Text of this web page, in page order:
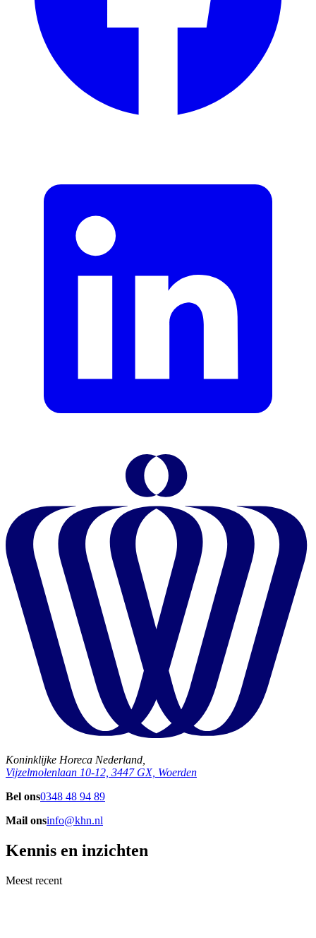
Koninklijke Horeca Nederland,
Vijzelmolenlaan 10-12, 3447 GX, Woerden
Bel ons0348 48 94 89
Mail onsinfo@khn.nl
Kennis en inzichten
Meest recent